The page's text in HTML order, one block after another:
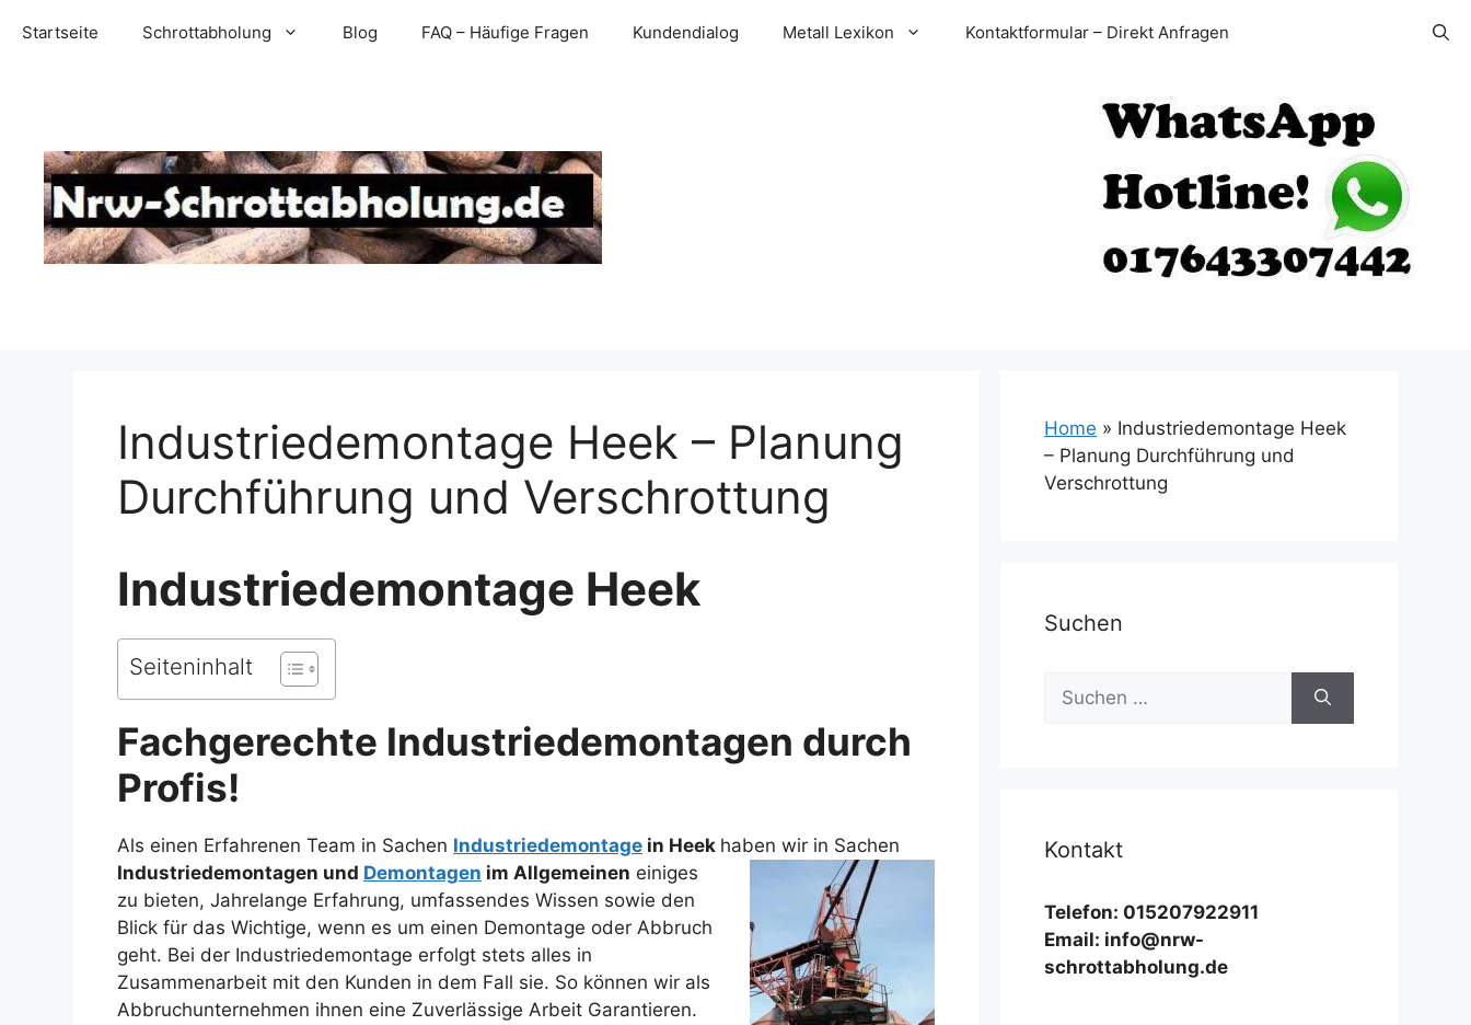
InhaltStartseite Schrottabholung Blog FAQ – Häufige Fragen Kundendialog Metall Lexikon Kontaktformular – Direkt Anfragen
Industriedemontage Heek – Planung
Durchführung und Verschrottung
Industriedemontage Heek
Seiteninhalt
Fachgerechte Industriedemontagen durch
Profis!
Als einen Erfahrenen Team in Sachen Industriedemontage in Heek haben wir in Sachen
Industriedemontagen und Demontagen im Allgemeinen einiges
zu bieten, Jahrelange Erfahrung, umfassendes Wissen sowie den
Blick für das Wichtige, wenn es um einen Demontage oder Abbruch
geht. Bei der Industriedemontage erfolgt stets alles in
Zusammenarbeit mit den Kunden in dem Fall sie. So können wir als
Abbruchunternehmen ihnen eine Zuverlässige Arbeit Garantieren.
Home » Industriedemontage Heek
– Planung Durchführung und
Verschrottung
Suchen
Suchen
nach:
Kontakt
Telefon: 015207922911
Email: info@nrw-
schrottabholung.de